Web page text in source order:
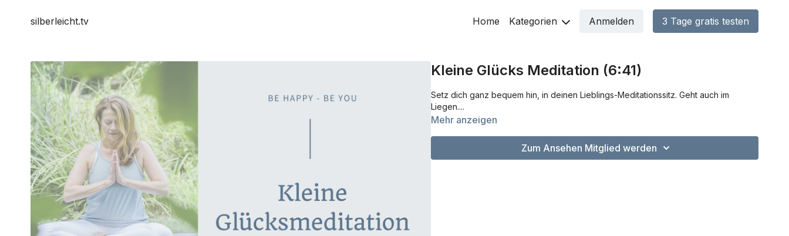
silberleicht.tv Home Kategorien Anmelden 3 Tage gratis testen
Kleine Glücks Meditation (6:41)
Setz dich ganz bequem hin, in deinen Lieblings-Meditationssitz. Geht auch im
Liegen....
Mehr anzeigen
Zum Ansehen Mitglied werden